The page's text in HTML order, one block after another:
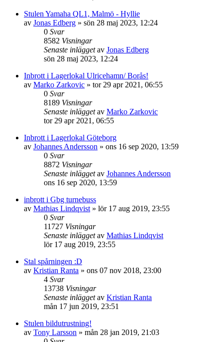
Stulen Yamaha QL1, Malmö - Hyllie
av Jonas Edberg » sön 28 maj 2023, 12:24
0 Svar
8582 Visningar
Senaste inläggetav Jonas Edberg
sön 28 maj 2023, 12:24
Inbrott i Lagerlokal Ulricehamn/ Borås!
av Marko Zarkovic » tor 29 apr 2021, 06:55
0 Svar
8189 Visningar
Senaste inläggetav Marko Zarkovic
tor 29 apr 2021, 06:55
Inbrott i Lagerlokal Göteborg
av Johannes Andersson » ons 16 sep 2020, 13:59
0 Svar
8872 Visningar
Senaste inläggetav Johannes Andersson
ons 16 sep 2020, 13:59
inbrott i Gbg turnebuss
av Mathias Lindqvist » lör 17 aug 2019, 23:55
0 Svar
11727 Visningar
Senaste inläggetav Mathias Lindqvist
lör 17 aug 2019, 23:55
Stal spårningen :D
av Kristian Ranta » ons 07 nov 2018, 23:00
4 Svar
13738 Visningar
Senaste inläggetav Kristian Ranta
mån 17 jun 2019, 23:51
Stulen bildutrustning!
av Tony Larsson » mån 28 jan 2019, 21:03